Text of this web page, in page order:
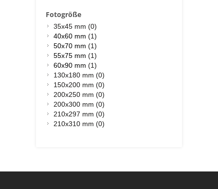
Fotogröße
35x45 mm (0)
40x60 mm (1)
50x70 mm (1)
55x75 mm (1)
60x90 mm (1)
130x180 mm (0)
150x200 mm (0)
200x250 mm (0)
200x300 mm (0)
210x297 mm (0)
210x310 mm (0)